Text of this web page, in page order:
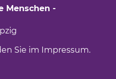
Menschen -
Sie im Impressum.